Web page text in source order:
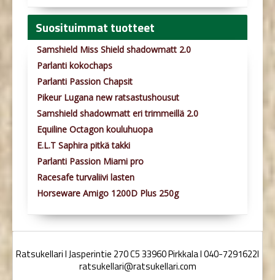
Suosituimmat tuotteet
Samshield Miss Shield shadowmatt 2.0
Parlanti kokochaps
Parlanti Passion Chapsit
Pikeur Lugana new ratsastushousut
Samshield shadowmatt eri trimmeillä 2.0
Equiline Octagon kouluhuopa
E.L.T Saphira pitkä takki
Parlanti Passion Miami pro
Racesafe turvaliivi lasten
Horseware Amigo 1200D Plus 250g
Ratsukellari I Jasperintie 270 C5 33960 Pirkkala I 040-7291622I
ratsukellari@ratsukellari.com